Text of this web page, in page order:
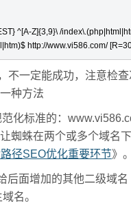
^[A-Z]{3,9}\ /
http://www.vi586.com/
一定能成功，注意检查
种方法
标准的：
蜘蛛在两个或多个域名
径SEO优化重要环节》。
面增加的其他二级域
名。